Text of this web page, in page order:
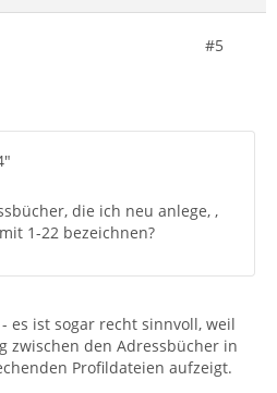
#5
die ich neu anlege, ,
1-22 bezeichnen?
es ist sogar recht sinnvoll, weil
zwischen den Adressbücher in
Profildateien aufzeigt.